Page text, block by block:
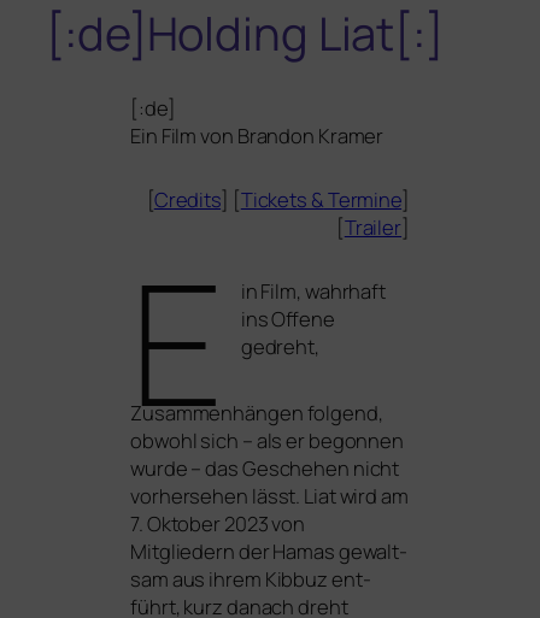
[:de]Holding Liat[:]
[:de]
Ein Film von Brandon Kramer
[Credits] [Tickets &Termine]
[Trailer]
E
in Film, wahr­haft
ins Offene
gedreht,
Zusammenhängen fol­gend,
obwohl sich – als er begon­nen
wur­de – das Geschehen nicht
vor­her­se­hen lässt. Liat wird am
7. Oktober 2023 von
Mitgliedern der Hamas gewalt­
sam aus ihrem Kibbuz ent­
führt, kurz danach dreht